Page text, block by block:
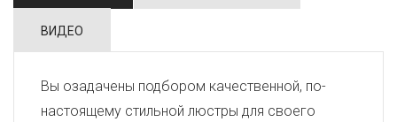
ВИДЕО
Вы озадачены подбором качественной, по-
настоящему стильной люстры для своего